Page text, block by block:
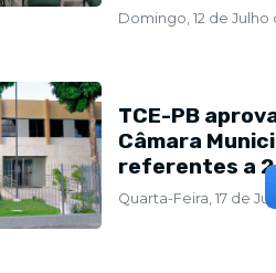
Domingo, 12 de Julho
TCE-PB
Câmara
referentes a
Quarta-Feira, 17 de